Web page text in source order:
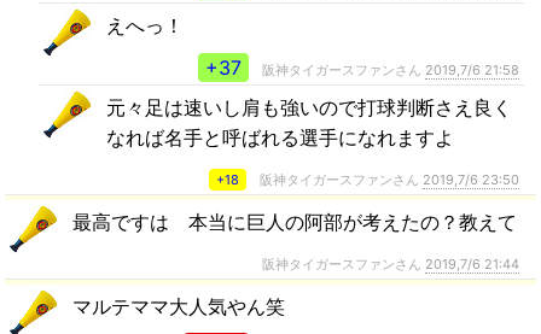
えへっ！
+37
阪神タイガースファンさん 2019,7/6 21:58
元々足は速いし肩も強いので打球判断さえ良く
なれば名手と呼ばれる選手になれますよ
+18 阪神タイガースファンさん 2019,7/6 23:50
最高ですは 本当に巨人の阿部が考えたの？教えて
阪神タイガースファンさん 2019,7/6 21:44
マルテママ大人気やん笑